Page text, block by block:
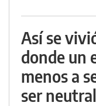
Así se
donde un
menos a
ser